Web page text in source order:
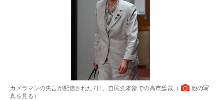
カメラマンの失言が配信された7日、自民党本部での高市総裁（
他の写
真を見る ）